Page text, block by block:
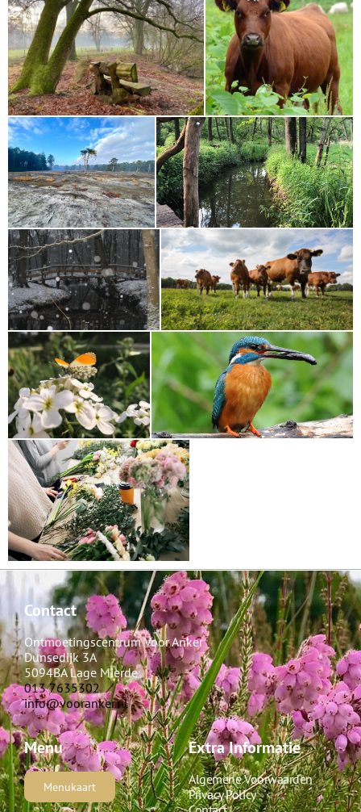
Contact
Ontmoetingscentrum Voor Anker
Dunsedijk 3A
5094BA Lage Mierde
013 7635302
info@vooranker.nl
Menu
Menukaart
Extra Informatie
Algemene Voorwaarden
Privacy Policy